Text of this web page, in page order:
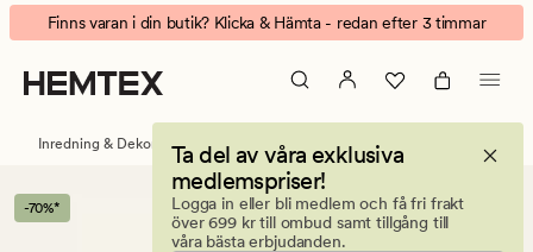
Hortensia
Konstgjord
blomma
Animerad
banner.
Klicka
på
att
pausa.
Finns varan i din butik? Klicka & Hämta - redan efter 3 timmar
Ta del av våra exklusiva
medlemspriser!
Logga in eller bli medlem och få fri frakt
över 699 kr till ombud samt tillgång till
våra bästa erbjudanden.
Inredning & Dekorationer Konstgjorda växter & blommor
-70%*